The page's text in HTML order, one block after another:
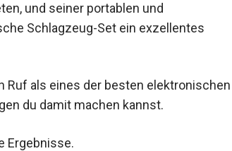
und seiner portablen und
Schlagzeug-Set ein exzellentes
als eines der besten elektronischen
du damit machen kannst.
Ergebnisse.